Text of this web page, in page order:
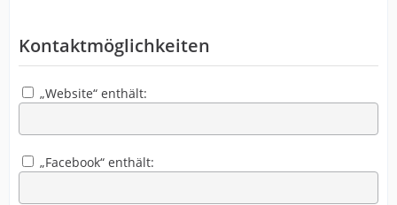
Kontaktmöglichkeiten
„Website“ enthält:
„Facebook“ enthält: